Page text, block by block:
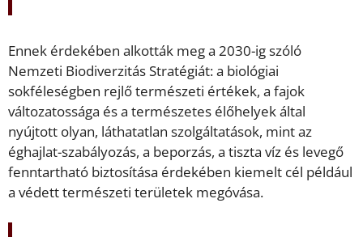
Ennek érdekében alkották meg a 2030-ig szóló
Nemzeti Biodiverzitás Stratégiát: a biológiai
sokféleségben rejlő természeti értékek, a fajok
változatossága és a természetes élőhelyek által
nyújtott olyan, láthatatlan szolgáltatások, mint az
éghajlat-szabályozás, a beporzás, a tiszta víz és levegő
fenntartható biztosítása érdekében kiemelt cél például
a védett természeti területek megóvása.